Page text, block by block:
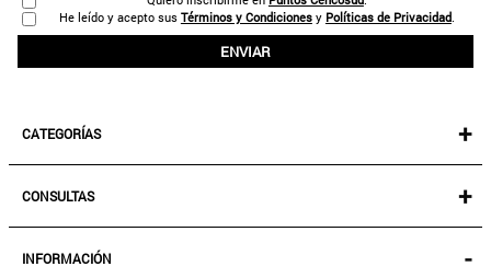
He leído y acepto sus Términos y Condiciones y Políticas de Privacidad.
ENVIAR
CATEGORÍAS +
MUJER
ACCESORIOS
CONSULTAS +
SEGUIR MI PEDIDO
INFORMACIÓN -